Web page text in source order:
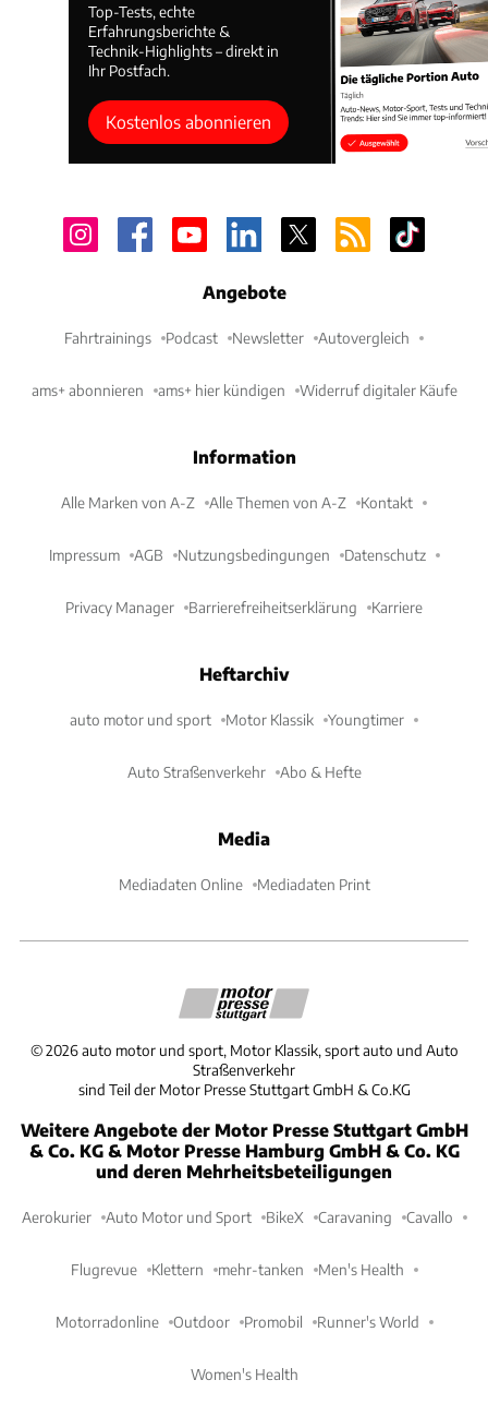
Top-Tests, echte
Erfahrungsberichte &
Technik-Highlights – direkt in
Ihr Postfach.
Kostenlos abonnieren
Angebote
Fahrtrainings Podcast Newsletter Autovergleich
ams+ abonnieren ams+ hier kündigen Widerruf digitaler Käufe
Information
Alle Marken von A-Z Alle Themen von A-Z Kontakt
Impressum AGB Nutzungsbedingungen Datenschutz
Privacy Manager Barrierefreiheitserklärung Karriere
Heftarchiv
auto motor und sport Motor Klassik Youngtimer
Auto Straßenverkehr Abo & Hefte
Media
Mediadaten Online Mediadaten Print
©2026 auto motor und sport, Motor Klassik, sport auto und Auto
Straßenverkehr
sind Teil der Motor Presse Stuttgart GmbH & Co.KG
Weitere Angebote der Motor Presse Stuttgart GmbH
& Co. KG & Motor Presse Hamburg GmbH & Co. KG
und deren Mehrheitsbeteiligungen
Aerokurier Auto Motor und Sport BikeX Caravaning Cavallo
Flugrevue Klettern mehr-tanken Men's Health
Motorradonline Outdoor Promobil Runner's World
Women's Health